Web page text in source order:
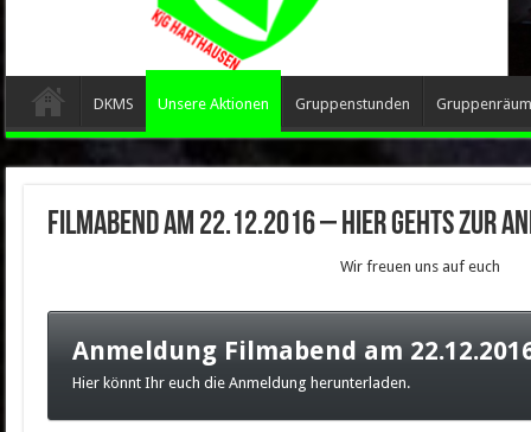
DKMS Unsere Aktionen Gruppenstunden
Filmabend am 22.12.2016 – hier gehts zur
Wir freuen uns auf euch
Anmeldung Filmabend am
Hier könnt Ihr euch die Anmeldung herunterladen.